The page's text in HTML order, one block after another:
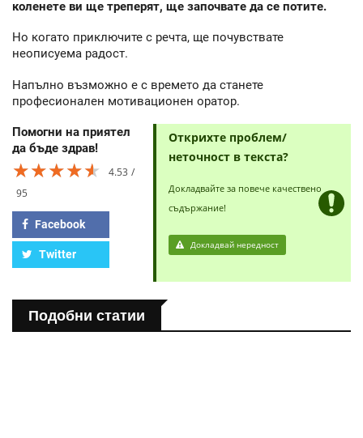
коленете ви ще треперят, ще започвате да се потите.
Но когато приключите с речта, ще почувствате
неописуема радост.
Напълно възможно е с времето да станете
професионален мотивационен оратор.
Помогни на приятел
да бъде здрав!
★★★★★
★★★★★
★★★★★
4.53
95
Facebook
Twitter
Открихте проблем/
неточност в текста?
Докладвайте за повече качествено
съдържание!
Докладвай нередност
Подобни статии